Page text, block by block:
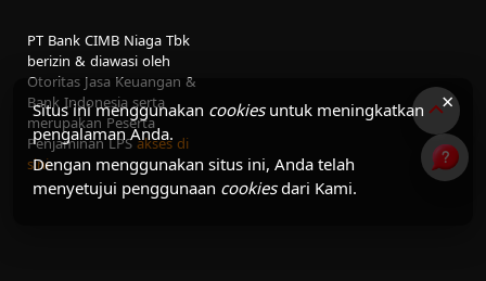
×
Situs ini menggunakan cookiesuntuk meningkatkan
pengalaman Anda.
Dengan menggunakan situs ini, Anda telah
menyetujui penggunaan cookiesdari Kami.
Perbankan Konsumen
Perbankan Syariah
PT Bank CIMB Niaga Tbk
berizin & diawasi oleh
Otoritas Jasa Keuangan &
Bank Indonesia serta
merupakan Peserta
Penjaminan LPSakses di
sini